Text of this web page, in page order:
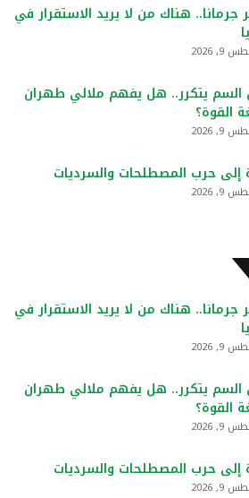
ن
جرمانا.. هناك من لا يريد الاستقرار في
2026
يتكرر.. هل يفهم ملالي طهران
القوة؟
2026
إلى حرب المصطلحات والسرديات
2026
جرمانا.. هناك من لا يريد الاستقرار في
2026
يتكرر.. هل يفهم ملالي طهران
القوة؟
2026
إلى حرب المصطلحات والسرديات
2026